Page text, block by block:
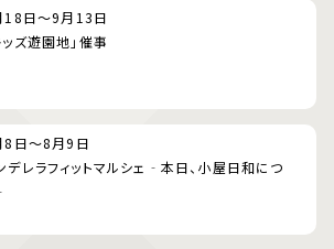
18日～9月13日
ッズ遊園地」催事
8日～8月9日
デレラフィットマルシェ‐本日、小屋日和につ